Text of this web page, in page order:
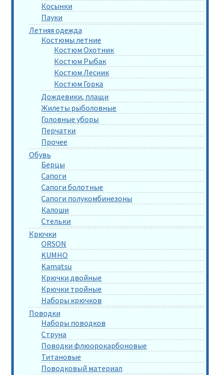
Косынки
Пауки
Летняя одежда
Костюмы летние
Костюм Охотник
Костюм Рыбак
Костюм Лесник
Костюм Горка
Дождевики, плащи
Жилеты рыболовные
Головные уборы
Перчатки
Прочее
Обувь
Берцы
Сапоги
Сапоги болотные
Сапоги полукомбинезоны
Калоши
Стельки
Крючки
ORSON
KUMHO
Kamatsu
Крючки двойные
Крючки тройные
Наборы крючков
Поводки
Наборы поводков
Струна
Поводки флюорокарбоновые
Титановые
Поводковый материал